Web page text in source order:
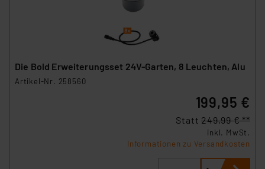
Die Bold Erweiterungsset 24V-Garten, 8 Leuchten, Alu
Artikel-Nr. 258560
199,95 €
Statt249,99 € **
inkl. MwSt.
Informationen zu Versandkosten